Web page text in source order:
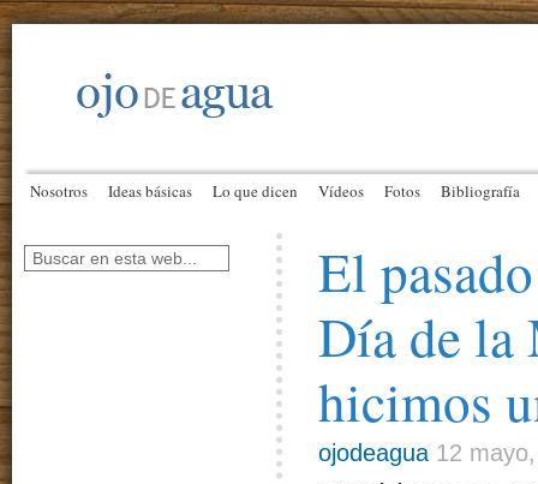
Nosotros Ideas básicas Lo que dicen Vídeos Fotos Bibliografía
El
Día de
hicimos
ojodeagua 12